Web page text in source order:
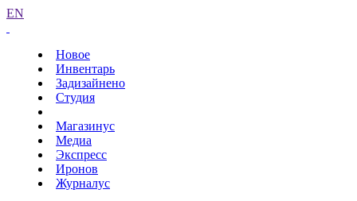
EN
Новое
Инвентарь
Задизайнено
Студия
Магазинус
Медиа
Экспресс
Иронов
Журналус